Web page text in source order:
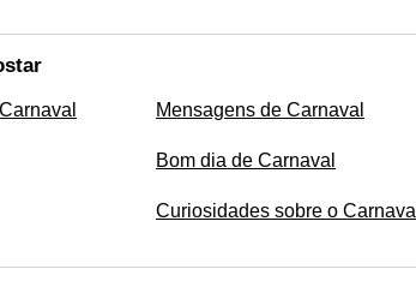
Mensagens de Carnaval
Bom dia de Carnaval
Curiosidades sobre o Carnaval